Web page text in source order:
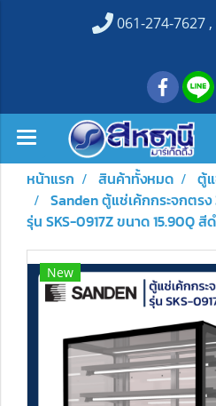
061-274-7627
หน้าแรก สินค้าทั้งหมด ตู้
Sanden ตู้แช่เค้กกระจกตร
รุ่น SKS-0917Z ขนาด 15.90Q สี
New